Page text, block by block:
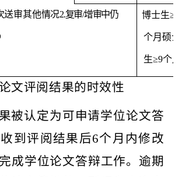
送审其他情况2.复审/增审中仍 博士生≥
个月 硕士
生≥9个月
论文评阅结果的时效性
被认定为可申请学位论文答
到评阅结果后6个月内修改
成学位论文答辩工作。逾期